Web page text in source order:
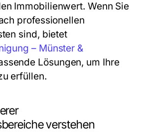
Immobilienwert. Wenn Sie
professionellen
sind, bietet
– Münster &
Lösungen, um Ihre
erfüllen.
verstehen